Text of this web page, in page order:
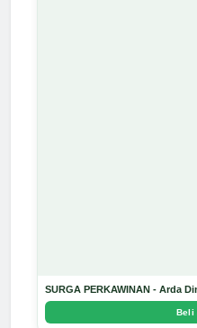
SURGA PERKAWINAN - Arda
Beli